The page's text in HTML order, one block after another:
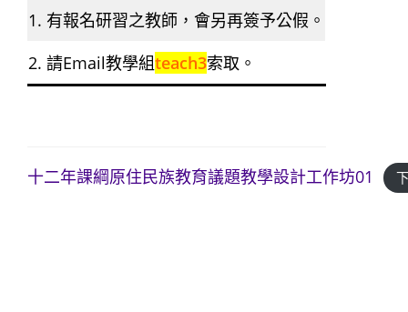
1. 有報名研習之教師，會另再簽予公假。
2. 請Email教學組teach3索取。
十二年課綱原住民族教育議題教學設計工作坊01